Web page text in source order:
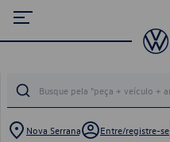
Nova Serrana Entre/registre-se